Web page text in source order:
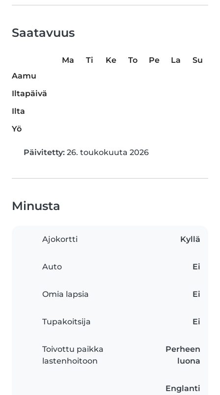
Saatavuus
Ma Ti Ke To Pe La
Su
Aamu
Iltapäivä
Ilta
Yö
Päivitetty: 26. toukokuuta 2026
Minusta
Ajokortti Kyllä
Auto Ei
Omia lapsia Ei
Tupakoitsija Ei
Toivottu paikka
lastenhoitoon
Perheen
luona
Englanti